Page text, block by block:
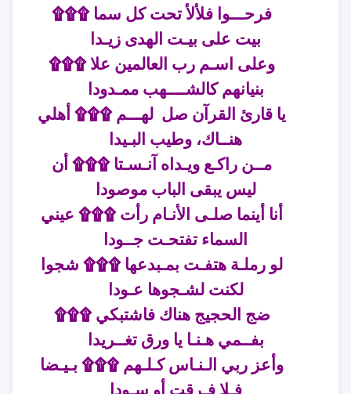
فرحـــوا فلألأ تحت كل سما ۩۩۩
بيت على بيـت الهدى زيـدا
وعلى اسـم رب العالمين علا ۩۩۩
بنيانهم كالشــــهب ممـدودا
يا قارئ القرآن صل لهـــم ۩۩۩ أهلي
هنــاك، وطيب البـيدا
مــن راكـع ويـداه آنـسـتا ۩۩۩ أن
ليس يبقى الباب موصودا
أنا أينما صلـى الأنـام رأت ۩۩۩ عيني
السماء تفتحـت جــودا
لو رملـة هتفـت بمـبدعها ۩۩۩ شجوا
لكنت لشـجوها عـودا
ضج الحجيج هناك فاشتبكي ۩۩۩
بفــمي هـنـا يا ورق تغــريدا
وأعز ربي الـنـاس كـلـهم ۩۩۩ بـيـضا
فـلا فـرقت أو سـودا